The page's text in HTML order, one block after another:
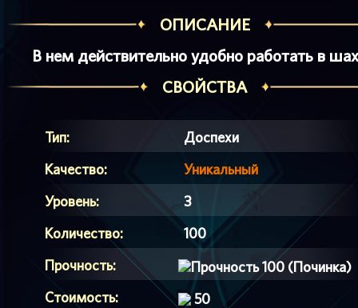
ОПИСАНИЕ
В нем действительно удобно работать в
СВОЙСТВА
Тип:
Доспехи
Качество:
Уникальный
Уровень:
3
Количество:
100
Прочность:
100 (Починка)
Стоимость:
50